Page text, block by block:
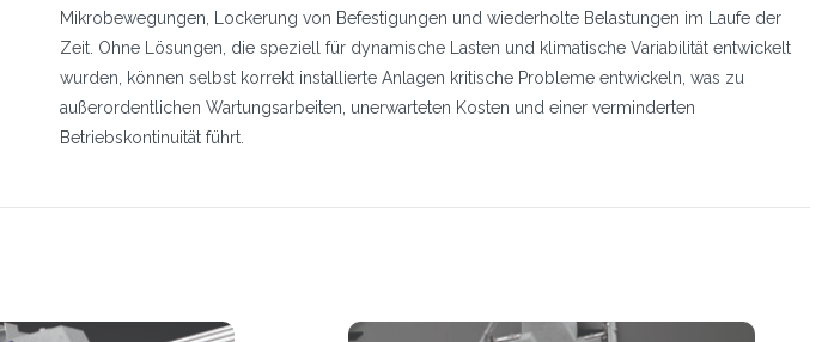
Mikrobewegungen, Lockerung von Befestigungen und wiederholte Belastungen im Laufe der
Zeit. Ohne Lösungen, die speziell für dynamische Lasten und klimatische Variabilität entwickelt
wurden, können selbst korrekt installierte Anlagen kritische Probleme entwickeln, was zu
außerordentlichen Wartungsarbeiten, unerwarteten Kosten und einer verminderten
Betriebskontinuität führt.